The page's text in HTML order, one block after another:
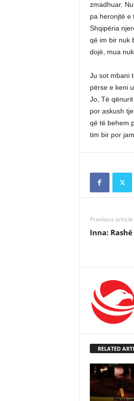
zmadhuar.
pa heronjtë e
Shqipëria
që im bir nuk
dojë, mua
Ju sot mbani
përse e keni
Jo, Të
por askush
që të behem
tim bir por
Previous article
Inna:
RELATED